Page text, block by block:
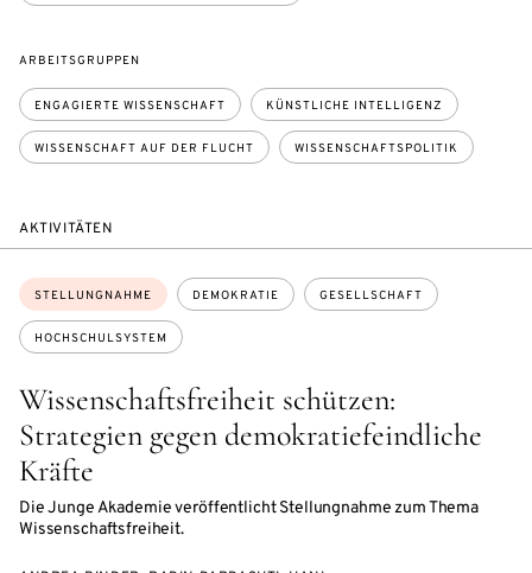
ARBEITSGRUPPEN
ENGAGIERTE WISSENSCHAFT KÜNSTLICHE INTELLIGENZ
WISSENSCHAFT AUF DER FLUCHT WISSENSCHAFTSPOLITIK
AKTIVITÄTEN
Wissenschaftsfreiheit schützen:
Strategien gegen demokratiefeindliche
Kräfte
Die Junge Akademie veröffentlicht Stellungnahme zum Thema
Wissenschaftsfreiheit.
Themen:
STELLUNGNAHME DEMOKRATIE GESELLSCHAFT
HOCHSCHULSYSTEM